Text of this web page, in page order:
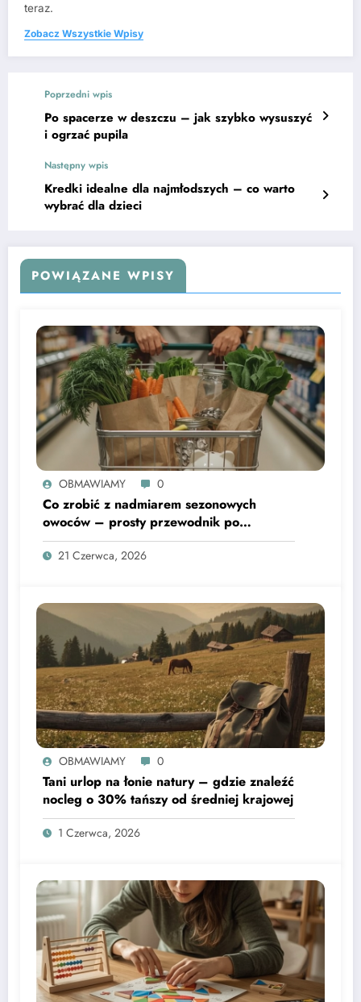
teraz.
Zobacz Wszystkie Wpisy
Poprzedni wpis
Po spacerze w deszczu – jak szybko wysuszyć
i ogrzać pupila
Następny wpis
Kredki idealne dla najmłodszych – co warto
wybrać dla dzieci
POWIĄZANE WPISY
OBMAWIAMY 0
Co zrobić z nadmiarem sezonowych
owoców – prosty przewodnik po
domowych przetworach
21 Czerwca, 2026
OBMAWIAMY 0
Tani urlop na łonie natury – gdzie znaleźć
nocleg o 30% tańszy od średniej krajowej
1 Czerwca, 2026